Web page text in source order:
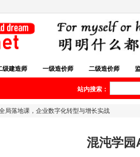
级建造师 一级造价师 二级造价师
站内搜索：
局落地课，企业数字化转型与增长实战
混沌学园